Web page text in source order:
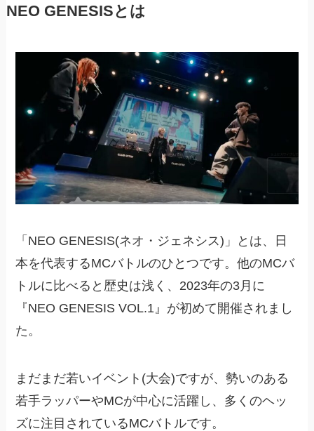
NEO GENESISとは
「NEO GENESIS(ネオ・ジェネシス)」とは、日
本を代表するMCバトルのひとつです。他のMCバ
トルに比べると歴史は浅く、2023年の3月に
『NEO GENESIS VOL.1』が初めて開催されまし
た。
まだまだ若いイベント(大会)ですが、勢いのある
若手ラッパーやMCが中心に活躍し、多くのヘッ
ズに注目されているMCバトルです。